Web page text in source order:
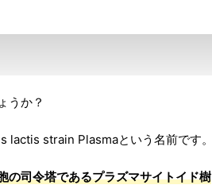
うか？
lactis strain Plasmaという名前です。
の司令塔であるプラズマサイトイド樹